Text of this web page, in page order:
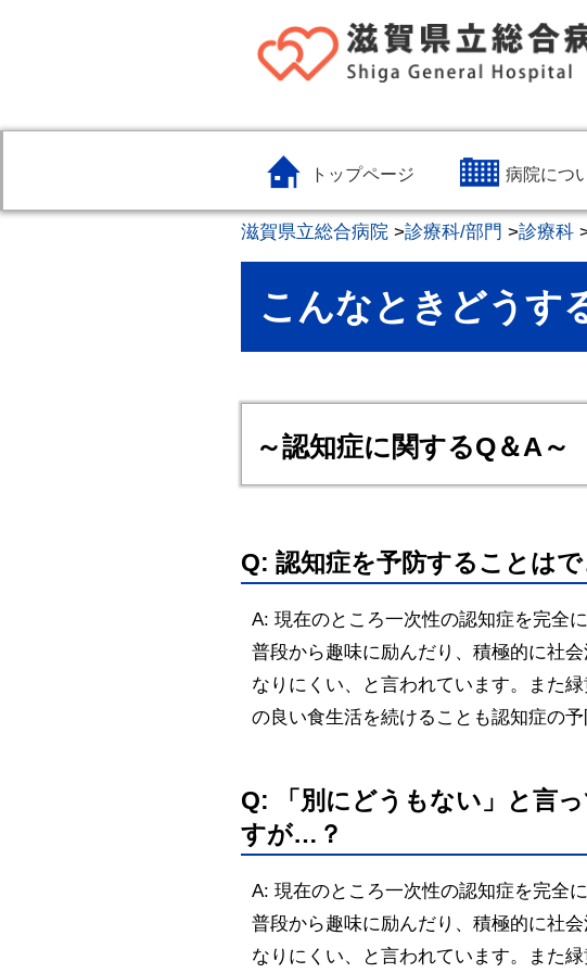
トップページ 病院につ
滋賀県立総合病院 >診療科/部門 >診療科
こんなときどうす
～認知症に関するQ＆A～
Q: 認知症を予防することは
A: 現在のところ一次性の認知症を完全
普段から趣味に励んだり、積極的に社
なりにくい、と言われています。また
の良い食生活を続けることも認知症の予
Q: 「別にどうもない」と言
すが…？
A: 現在のところ一次性の認知症を完全
普段から趣味に励んだり、積極的に社
なりにくい、と言われています。また